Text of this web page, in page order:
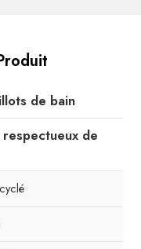
de bain
de